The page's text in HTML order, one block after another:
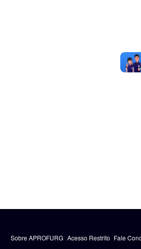
Sobre APROFURG Acesso Restrito Fale